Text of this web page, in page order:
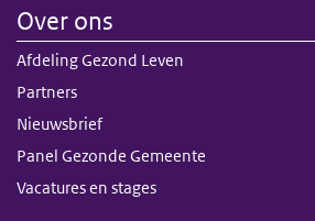
Over ons
Afdeling Gezond Leven
Partners
Nieuwsbrief
Panel Gezonde Gemeente
Vacatures en stages